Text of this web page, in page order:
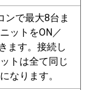
ンで最大8台ま
ットをON／
ます。接続し
トは全て同じ
なります。